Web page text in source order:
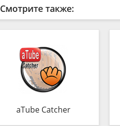
Смотрите также:
aTube Catcher